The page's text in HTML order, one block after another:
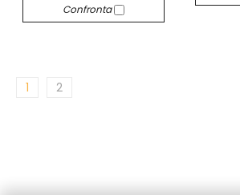
Confronta
1 2